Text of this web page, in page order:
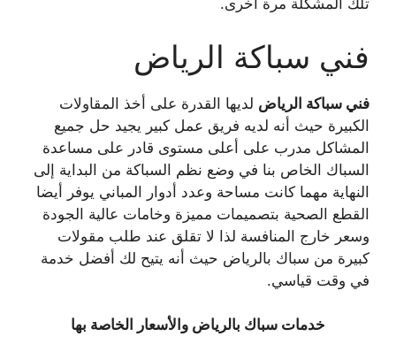
تلك المشكلة مرة أخرى.
فني سباكة الرياض
فني سباكة الرياض لديها القدرة على أخذ المقاولات
الكبيرة حيث أنه لديه فريق عمل كبير يجيد حل جميع
المشاكل مدرب على أعلى مستوى قادر على مساعدة
السباك الخاص بنا في وضع نظم السباكة من البداية إلى
النهاية مهما كانت مساحة وعدد أدوار المباني يوفر أيضا
القطع الصحية بتصميمات مميزة وخامات عالية الجودة
وسعر خارج المنافسة لذا لا تقلق عند طلب مقولات
كبيرة من سباك بالرياض حيث أنه يتيح لك أفضل خدمة
في وقت قياسي.
خدمات سباك بالرياض والأسعار الخاصة بها